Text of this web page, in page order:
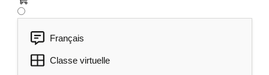
Français
Classe virtuelle